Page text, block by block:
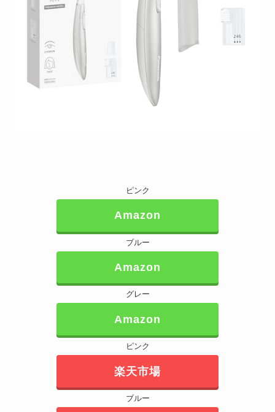
ピンク
Amazon
ブルー
Amazon
グレー
Amazon
ピンク
楽天市場
ブルー